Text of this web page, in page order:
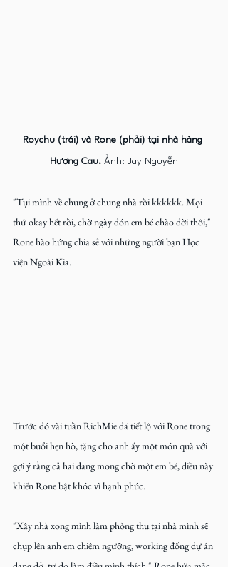
Roychu (trái) và Rone (phải) tại nhà hàng
Hương Cau. Ảnh: Jay Nguyễn
"Tụi mình về chung ở chung nhà rồi kkkkkk. Mọi
thứ okay hết rồi, chờ ngày đón em bé chào đời thôi,"
Rone hào hứng chia sẻ với những người bạn Học
viện Ngoài Kia.
Trước đó vài tuần RichMie đã tiết lộ với Rone trong
một buổi hẹn hò, tặng cho anh ấy một món quà với
gợi ý rằng cả hai đang mong chờ một em bé, điều này
khiến Rone bật khóc vì hạnh phúc.
"Xây nhà xong mình làm phòng thu tại nhà mình sẽ
chụp lên anh em chiêm ngưỡng, working đống dự án